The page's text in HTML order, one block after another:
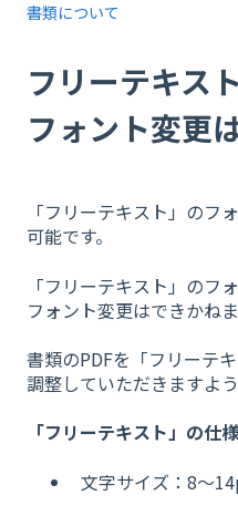
書類について
フリーテキス
フォント変更
「フリーテキスト」のフ
可能です。
「フリーテキスト」のフ
フォント変更はできかねま
書類のPDFを「フリーテ
調整していただきますよ
「フリーテキスト」の仕様
文字サイズ：8〜